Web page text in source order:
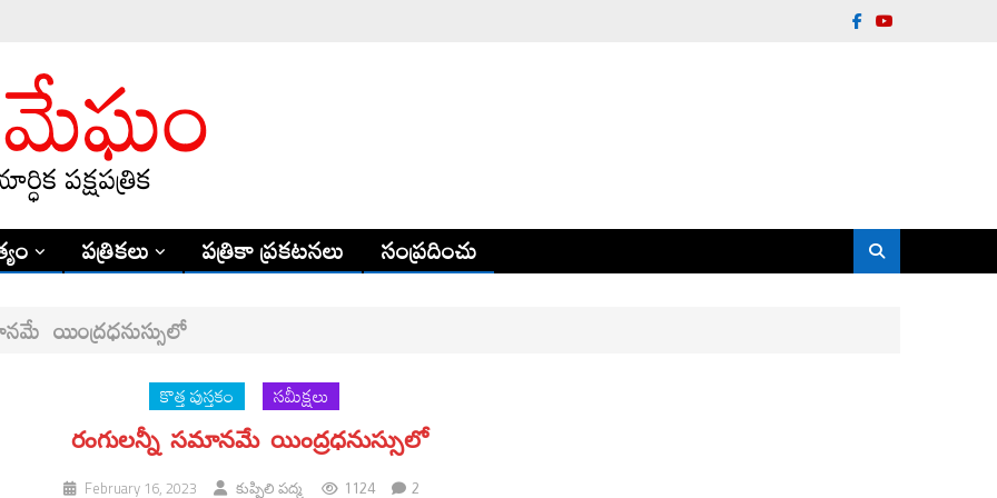
పత్రికలు పత్రికా ప్రకటనలు సంప్రదించు
యింద్రధనుస్సులో
కొత్త పుస్తకం సమీక్షలు
రంగులన్నీ సమానమే యింద్రధనుస్సులో
February 16, 2023 కుప్పిలి పద్మ 1124 2